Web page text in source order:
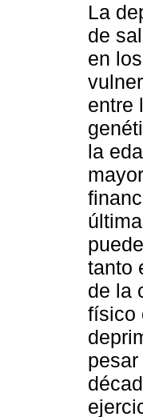
La
de
en
entre
la
tanto
de la
físico